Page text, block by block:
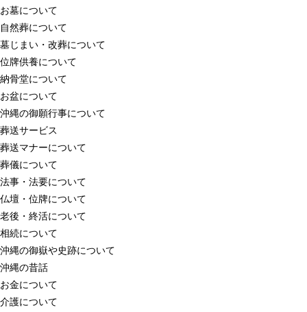
お墓について
自然葬について
墓じまい・改葬について
位牌供養について
納骨堂について
お盆について
沖縄の御願行事について
葬送サービス
葬送マナーについて
葬儀について
法事・法要について
仏壇・位牌について
老後・終活について
相続について
沖縄の御嶽や史跡について
沖縄の昔話
お金について
介護について